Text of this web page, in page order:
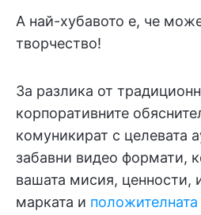
А най-хубавото е, че
творчество!
За разлика от
корпоративните
комуникират с целевата
забавни видео формати,
вашата мисия, ценности,
марката и